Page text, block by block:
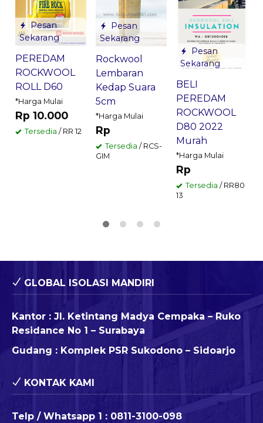
Pesan
Sekarang
PEREDAM
ROCKWOOL
ROLL D60
*Harga Mulai
Rp 10.000
Tersedia / RR 12
Pesan
Sekarang
Rockwool
Lembaran
Kedap Suara
5cm
*Harga Mulai
Rp
Tersedia / RCS-
GIM
Pesan
Sekarang
BELI
PEREDAM
ROCKWOOL
D80 2022
Murah
*Harga Mulai
Rp
Tersedia / RR80
13
GLOBAL ISOLASI MANDIRI
Kantor : Jl. Ketintang Madya Cempaka – Ruko
Residance No 1 – Surabaya
Gudang : Komplek PSR Sukodono – Sidoarjo
KONTAK KAMI
Telp / Whatsapp 1 : 0811-3100-098